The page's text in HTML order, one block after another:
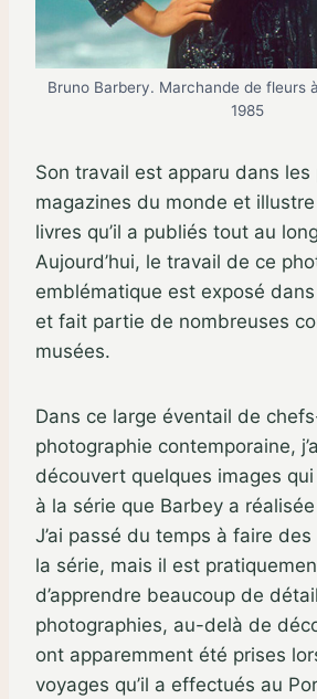
Bruno Barbery. Marchande de fleurs
1985
Son travail est apparu dans les
magazines du monde et
livres qu’il a publiés tout au
Aujourd’hui, le travail de ce
emblématique est exposé
et fait partie de nombreuses
musées.
Dans ce large éventail de
photographie contemporaine,
découvert quelques images
à la série que Barbey a
J’ai passé du temps à faire
la série, mais il est
d’apprendre beaucoup de
photographies, au-delà de
ont apparemment été prises
voyages qu’il a effectués au